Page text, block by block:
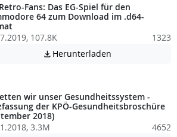
Fans: Das EG-Spiel für den
64 zum Download im .d64-
107.8K
1323
 Herunterladen
wir unser Gesundheitssystem -
der KPÖ-Gesundheitsbroschüre
2018)
3.3M
4652